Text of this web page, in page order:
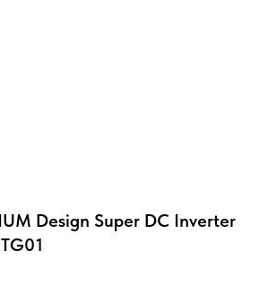
Design Super DC Inverter